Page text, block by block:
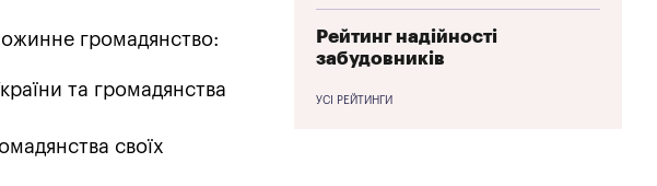
громадянство:
та громадянства
своїх
Рейтинг надійності
забудовників
УСІ РЕЙТИНГИ